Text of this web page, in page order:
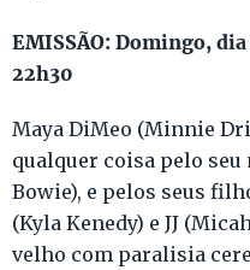
EMISSÃO: Domingo,
22h30
Maya DiMeo (Minnie
qualquer coisa pelo seu
Bowie), e pelos seus
(Kyla Kenedy) e JJ
velho com paralisia